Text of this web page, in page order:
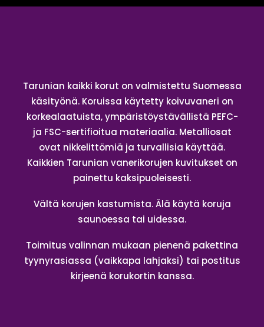
Tarunian kaikki korut on valmistettu Suomessa
käsityönä. Koruissa käytetty koivuvaneri on
korkealaatuista, ympäristöystävällistä PEFC-
ja FSC-sertifioitua materiaalia. Metalliosat
ovat nikkelittömiä ja turvallisia käyttää.
Kaikkien Tarunian vanerikorujen kuvitukset on
painettu kaksipuoleisesti.
Vältä korujen kastumista. Älä käytä koruja
saunoessa tai uidessa.
Toimitus valinnan mukaan pienenä pakettina
tyynyrasiassa (vaikkapa lahjaksi) tai postitus
kirjeenä korukortin kanssa.